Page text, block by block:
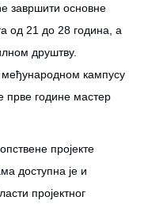
завршити основне
од 21 до 28 година, а
друштву.
кампусу
прве године мастер
пројекте
доступна је и
пројектног